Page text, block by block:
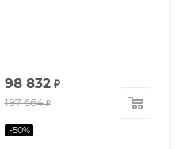
98 832₽
197 664₽
-50%